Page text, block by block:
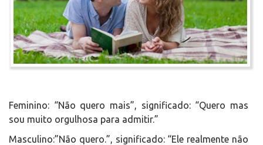
Feminino: “Não quero mais”, significado: “Quero mas
sou muito orgulhosa para admitir.”
Masculino:”Não quero.”, significado: “Ele realmente não